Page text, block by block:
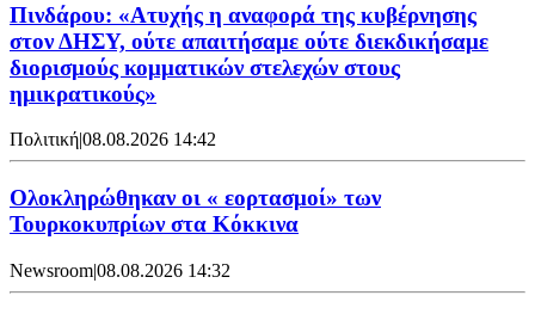
Πινδάρου: «Ατυχής η αναφορά της κυβέρνησης
στον ΔΗΣΥ, ούτε απαιτήσαμε ούτε διεκδικήσαμε
διορισμούς κομματικών στελεχών στους
ημικρατικούς»
Πολιτική|08.08.2026 14:42
Ολοκληρώθηκαν οι « εορτασμοί» των
Τουρκοκυπρίων στα Κόκκινα
Newsroom|08.08.2026 14:32